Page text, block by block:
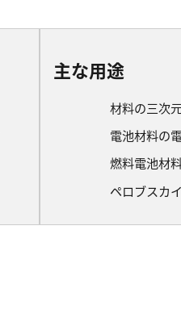
主な用途
材料の三次
電池材料の
燃料電池材
ペロブスカ